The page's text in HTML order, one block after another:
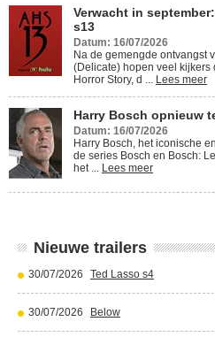
Verwacht in
s13
Datum: 16/07/2026
Na de gemengde ontvangst
(Delicate) hopen veel kijkers
Horror Story, d ... Lees meer
Harry Bosch opnieuw
Datum: 16/07/2026
Harry Bosch, het iconische
de series Bosch en Bosch:
het ... Lees meer
Nieuwe trailers
30/07/2026 Ted Lasso s4
30/07/2026 Below